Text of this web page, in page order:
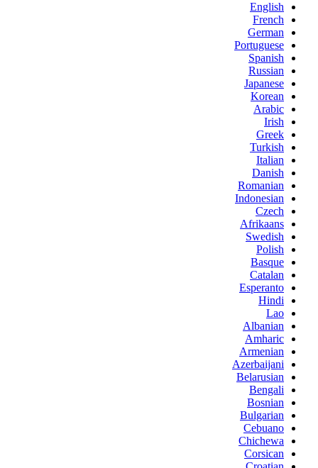
English
French
German
Portuguese
Spanish
Russian
Japanese
Korean
Arabic
Irish
Greek
Turkish
Italian
Danish
Romanian
Indonesian
Czech
Afrikaans
Swedish
Polish
Basque
Catalan
Esperanto
Hindi
Lao
Albanian
Amharic
Armenian
Azerbaijani
Belarusian
Bengali
Bosnian
Bulgarian
Cebuano
Chichewa
Corsican